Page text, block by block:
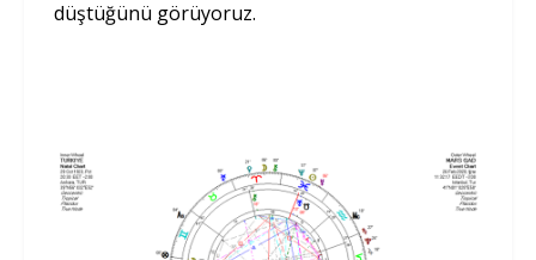
düştüğünü görüyoruz.